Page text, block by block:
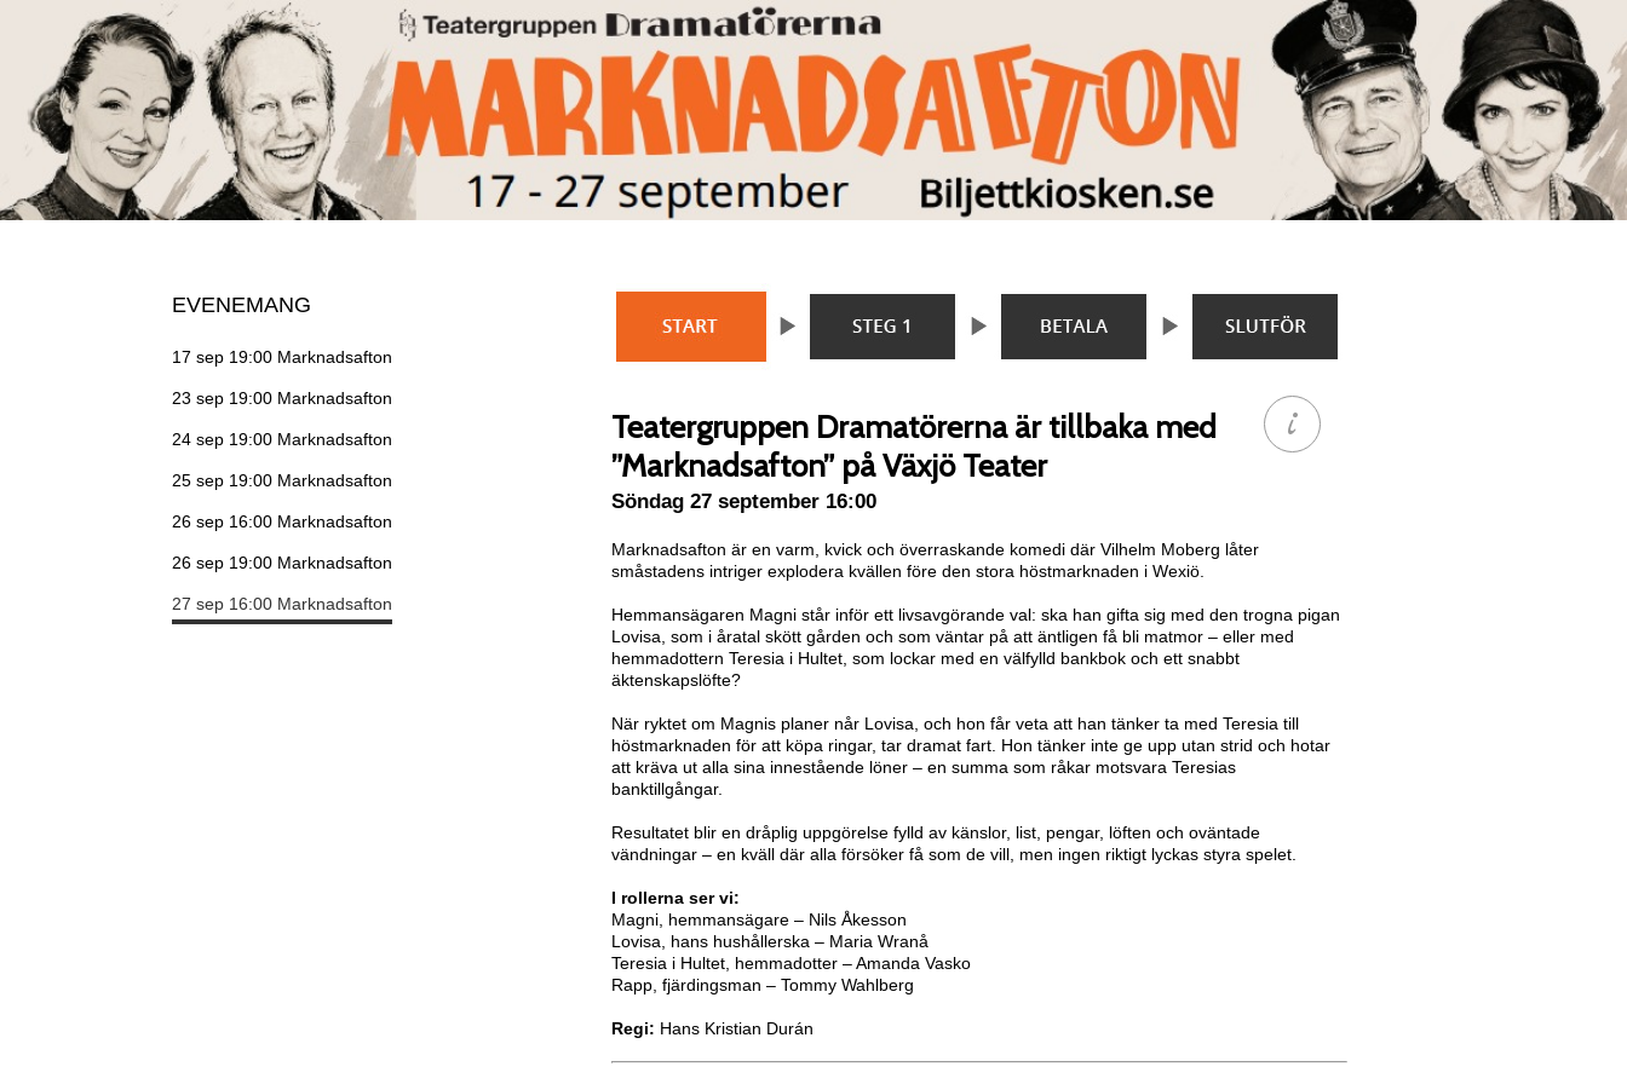
EVENEMANG
17 sep 19:00 Marknadsafton
23 sep 19:00 Marknadsafton
24 sep 19:00 Marknadsafton
25 sep 19:00 Marknadsafton
26 sep 16:00 Marknadsafton
26 sep 19:00 Marknadsafton
27 sep 16:00 Marknadsafton
Teatergruppen Dramatörerna är tillbaka med
”Marknadsafton” på Växjö Teater
Söndag 27 september 16:00
Marknadsafton är en varm, kvick och överraskande komedi där Vilhelm Moberg låter
småstadens intriger explodera kvällen före den stora höstmarknaden i Wexiö.
Hemmansägaren Magni står inför ett livsavgörande val: ska han gifta sig med den trogna pigan
Lovisa, som i åratal skött gården och som väntar på att äntligen få bli matmor – eller med
hemmadottern Teresia i Hultet, som lockar med en välfylld bankbok och ett snabbt
äktenskapslöfte?
När ryktet om Magnis planer når Lovisa, och hon får veta att han tänker ta med Teresia till
höstmarknaden för att köpa ringar, tar dramat fart. Hon tänker inte ge upp utan strid och hotar
att kräva ut alla sina innestående löner – en summa som råkar motsvara Teresias
banktillgångar.
Resultatet blir en dråplig uppgörelse fylld av känslor, list, pengar, löften och oväntade
vändningar – en kväll där alla försöker få som de vill, men ingen riktigt lyckas styra spelet.
I rollerna ser vi:
Magni, hemmansägare – Nils Åkesson
Lovisa, hans hushållerska – Maria Wranå
Teresia i Hultet, hemmadotter – Amanda Vasko
Rapp, fjärdingsman – Tommy Wahlberg
Regi: Hans Kristian Durán